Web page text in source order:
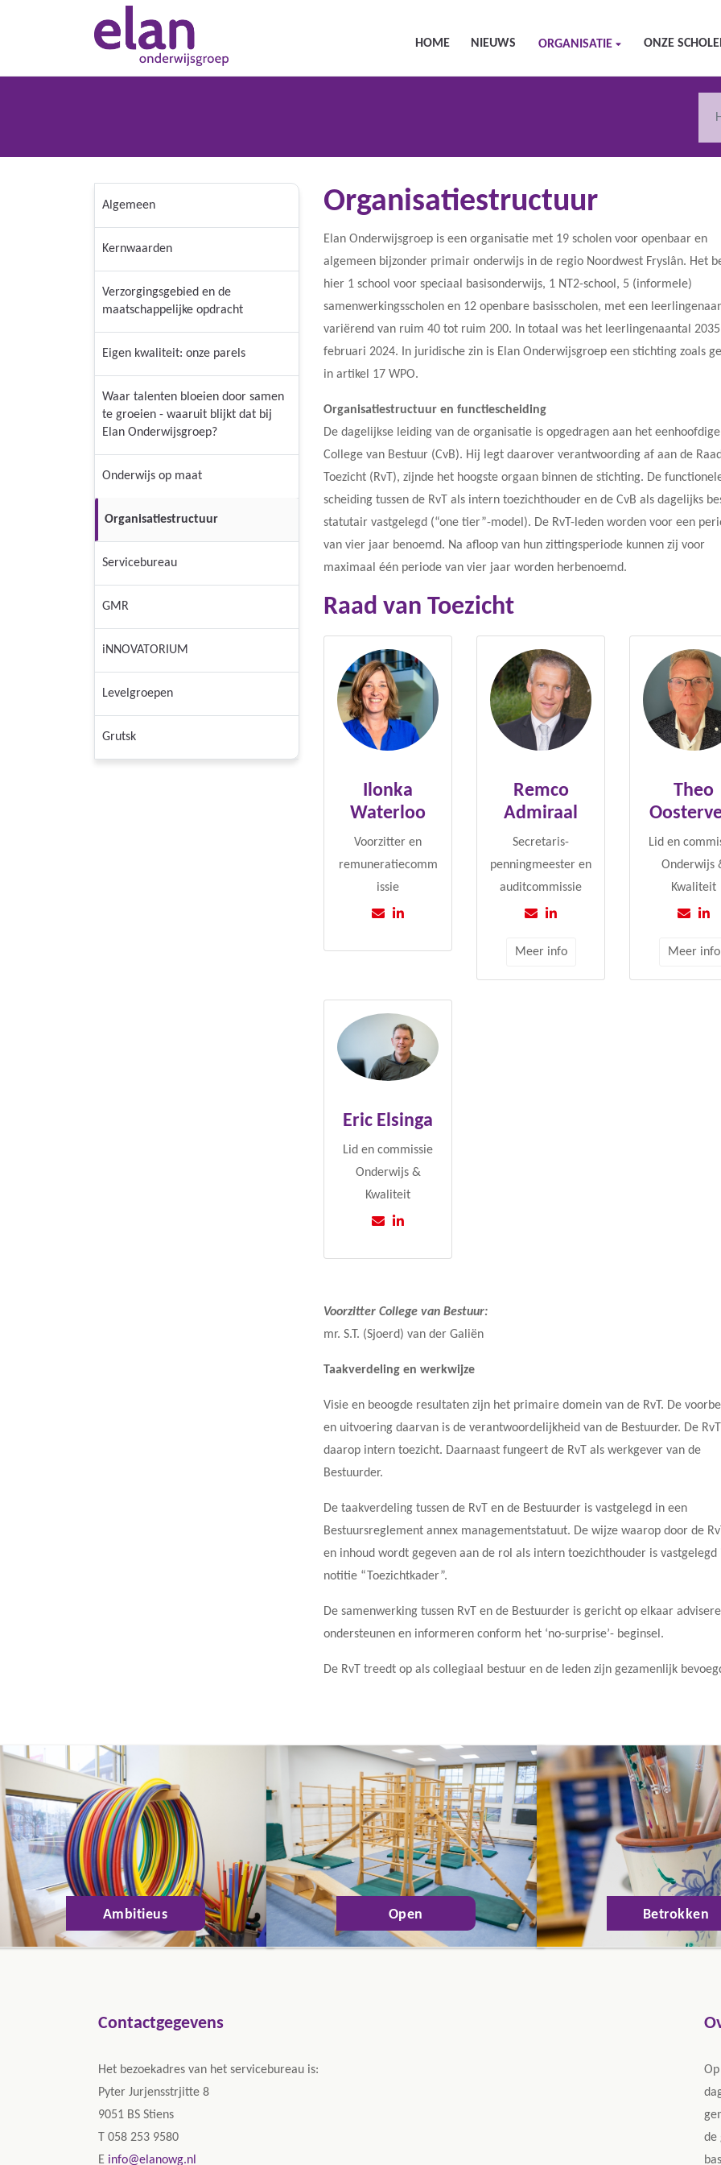
HOME NIEUWS ORGANISATIE ONZE
Algemeen
Kernwaarden
Verzorgingsgebied en de
maatschappelijke opdracht
Eigen kwaliteit: onze parels
Waar talenten bloeien door samen
te groeien - waaruit blijkt dat bij
Elan Onderwijsgroep?
Onderwijs op maat
Organisatiestructuur
Servicebureau
GMR
iNNOVATORIUM
Levelgroepen
Grutsk
Organisatiestructuur
Elan Onderwijsgroep is een organisatie met 19 scholen voor openbaar en
algemeen bijzonder primair onderwijs in de regio Noordwest Fryslân. Het
hier 1 school voor speciaal basisonderwijs, 1 NT2-school, 5 (informele)
samenwerkingsscholen en 12 openbare basisscholen, met een
variërend van ruim 40 tot ruim 200. In totaal was het leerlingenaantal
februari 2024. In juridische zin is Elan Onderwijsgroep een stichting zoals
in artikel 17 WPO.
Organisatiestructuur en functiescheiding
De dagelijkse leiding van de organisatie is opgedragen aan het eenhoofdige
College van Bestuur (CvB). Hij legt daarover verantwoording af aan de
Toezicht (RvT), zijnde het hoogste orgaan binnen de stichting. De
scheiding tussen de RvT als intern toezichthouder en de CvB als dagelijks
statutair vastgelegd (“one tier”-model). De RvT-leden worden voor een
van vier jaar benoemd. Na afloop van hun zittingsperiode kunnen zij voor
maximaal één periode van vier jaar worden herbenoemd.
Raad van Toezicht
Ilonka
Waterloo
Voorzitter en
remuneratiecomm
issie
Remco
Admiraal
Secretaris-
penningmeester en
auditcommissie
Meer info
Theo
Lid en
Onderwijs
Kwaliteit
Meer info
Eric Elsinga
Lid en commissie
Onderwijs &
Kwaliteit
Voorzitter College van Bestuur:
mr. S.T. (Sjoerd) van der Galiën
Taakverdeling en werkwijze
Visie en beoogde resultaten zijn het primaire domein van de RvT. De
en uitvoering daarvan is de verantwoordelijkheid van de Bestuurder. De
daarop intern toezicht. Daarnaast fungeert de RvT als werkgever van de
Bestuurder.
De taakverdeling tussen de RvT en de Bestuurder is vastgelegd in een
Bestuursreglement annex managementstatuut. De wijze waarop door de
en inhoud wordt gegeven aan de rol als intern toezichthouder is vastgelegd
notitie “Toezichtkader”.
De samenwerking tussen RvT en de Bestuurder is gericht op elkaar
ondersteunen en informeren conform het ‘no-surprise’- beginsel.
De RvT treedt op als collegiaal bestuur en de leden zijn gezamenlijk
Ambitieus Open Betrokken
Contactgegevens
Het bezoekadres van het servicebureau is:
Pyter Jurjensstrjitte 8
9051 BS Stiens
T 058 253 9580
E info@elanowg.nl
de